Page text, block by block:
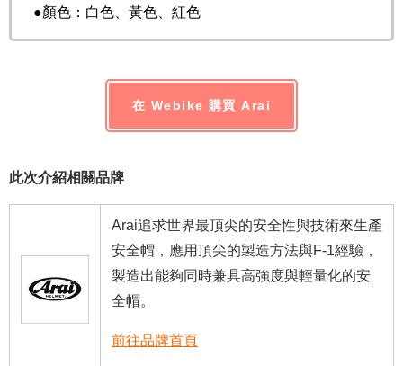
●顏色：白色、黃色、紅色
在 Webike 購買 Arai
此次介紹相關品牌
Arai追求世界最頂尖的安全性與技術來生產
安全帽，應用頂尖的製造方法與F-1經驗，
製造出能夠同時兼具高強度與輕量化的安
全帽。
前往品牌首頁